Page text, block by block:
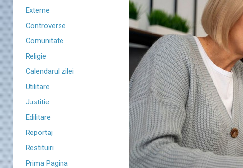
Externe
Controverse
Comunitate
Religie
Calendarul zilei
Utilitare
Justitie
Edilitare
Reportaj
Restituiri
Prima Pagina